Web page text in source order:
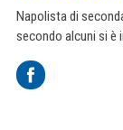
Napolista di
secondo alcuni si è